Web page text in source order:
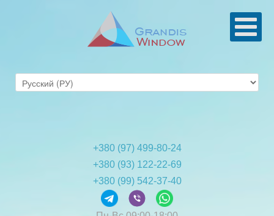
+380 (97) 499-80-24
+380 (93) 122-22-69
+380 (99) 542-37-40